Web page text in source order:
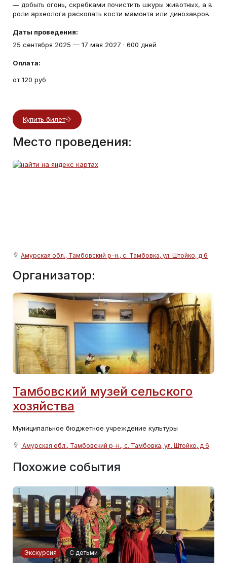
— добыть огонь, скребками почистить шкуры животных, а в
роли археолога раскопать кости мамонта или динозавров.
Даты проведения:
25 сентября 2025 — 17 мая 2027 · 600 дней
Оплата:
от 120 руб
Купить билет
Место проведения:
Амурская обл., Тамбовский р-н., с. Тамбовка, ул. Штойко, д 6
Организатор:
Тамбовский музей сельского
хозяйства
Муниципальное бюджетное учреждение культуры
Амурская обл., Тамбовский р-н., с. Тамбовка, ул. Штойко, д 6
Похожие события
Экскурсия С детьми